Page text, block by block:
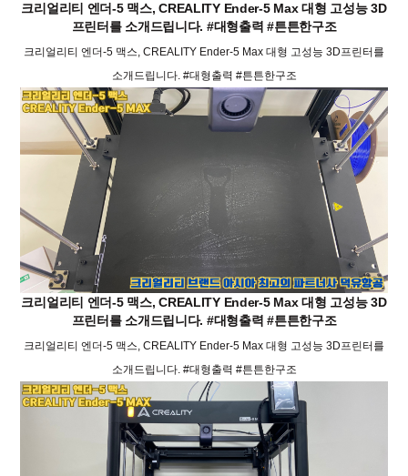
크리얼리티 엔더-5 맥스, CREALITY Ender-5 Max 대형 고성능 3D
프린터를 소개드립니다. #대형출력 #튼튼한구조
크리얼리티 엔더-5 맥스, CREALITY Ender-5 Max 대형 고성능 3D프린터를
소개드립니다. #대형출력 #튼튼한구조
크리얼리티 엔더-5 맥스, CREALITY Ender-5 Max 대형 고성능 3D
프린터를 소개드립니다. #대형출력 #튼튼한구조
크리얼리티 엔더-5 맥스, CREALITY Ender-5 Max 대형 고성능 3D프린터를
소개드립니다. #대형출력 #튼튼한구조